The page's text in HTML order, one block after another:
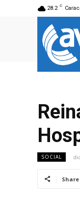
28.2 C
SOCIAL
Share